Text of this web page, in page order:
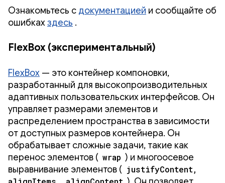
Ознакомьтесь с документацией и сообщайте об
ошибкахздесь .
FlexBox (экспериментальный)
FlexBox — это контейнер компоновки,
разработанный для высокопроизводительных
адаптивных пользовательских интерфейсов. Он
управляет размерами элементов и
распределением пространства в зависимости
от доступных размеров контейнера. Он
обрабатывает сложные задачи, такие как
перенос элементов ( wrap ) и многоосевое
выравнивание элементов ( justifyContent,